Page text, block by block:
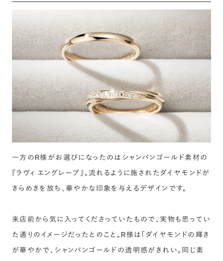
一方のR様がお選びになったのはシャンパンゴールド素材の
『ラヴィ エングレーブ』。流れるように施されたダイヤモンドが
きらめきを放ち、華やかな印象を与えるデザインです。
来店前から気に入ってくださっていたもので、実物も思ってい
た通りのイメージだったとのこと。R様は「ダイヤモンドの輝き
が華やかで、シャンパンゴールドの透明感がきれい。同じ素